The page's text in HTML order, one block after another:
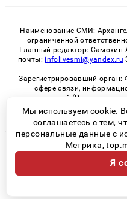
Наименование СМИ:
ограниченной
Главный редактор: Самохин
почты: infolivesmi@yandex.ru
Зарегистрировавший орган:
сфере связи,
коммуникаций
№ ФС 77 -
© 2026 «Архангельск
Возрастная
Политика
Мы используем cookie.
соглашаетесь с тем,
персональные данные с
Метрика,
Я